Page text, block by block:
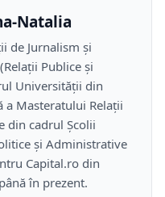
Natalia
de Jurnalism și
Publice și
Universității din
a Masteratului Relații
din cadrul Școlii
și Administrative
Capital.ro din
în prezent.